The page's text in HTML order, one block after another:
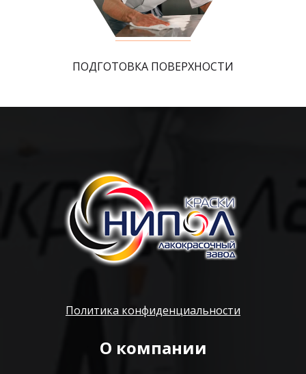
ПОДГОТОВКА ПОВЕРХНОСТИ
Политика конфиденциальности
О компании